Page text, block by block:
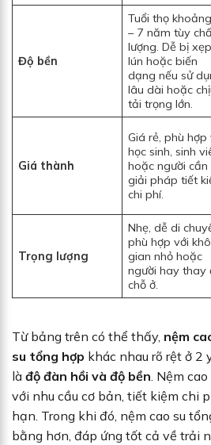
Độ bền
Tuổi thọ
– 7 năm tùy
lượng. Dễ bị xẹp
lún hoặc biến
dạng nếu sử
lâu dài hoặc
tải trọng lớn.
Giá thành
Giá rẻ, phù hợp
học sinh, sinh
hoặc người cần
giải pháp tiết
chi phí.
Trọng lượng
Nhẹ, dễ di
phù hợp với
gian nhỏ hoặc
người hay thay
chỗ ở.
Từ bảng trên có thể thấy, nệm
su tổng hợp khác nhau rõ rệt ở 2
là độ đàn hồi và độ bền. Nệm
với nhu cầu cơ bản, tiết kiệm chi
hạn. Trong khi đó, nệm cao su
bằng hơn, đáp ứng tốt cả về trải